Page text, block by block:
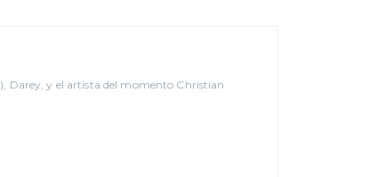
Darey, y el artista del momento Christian